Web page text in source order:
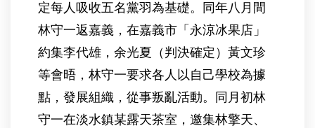
定每人吸收五名黨羽為基礎。同年八月間
林守一返嘉義，在嘉義市「永涼冰果店」
約集李代雄，余光夏（判決確定）黃文珍
等會晤，林守一要求各人以自己學校為據
點，發展組織，從事叛亂活動。同月初林
守一在淡水鎮某露天茶室，邀集林擎天、